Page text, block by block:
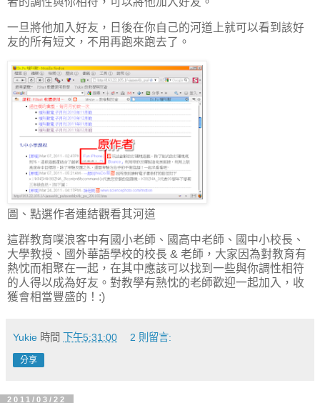
一旦將他加入好友，日後在你自己的河道上就可以看到該好
友的所有短文，不用再跑來跑去了。
圖、點選作者連結觀看其河道
這群教育噗浪客中有國小老師、國高中老師、國中小校長、
大學教授、國外華語學校的校長 & 老師，大家因為對教育有
熱忱而相聚在一起，在其中應該可以找到一些與你調性相符
的人得以成為好友。對教學有熱忱的老師歡迎一起加入，收
獲會相當豐盛的！:)
Yukie 時間 下午5:31:00 2 則留言:
分享
2011/03/22